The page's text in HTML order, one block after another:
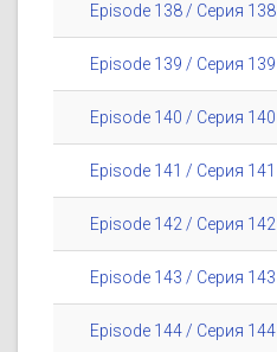
Episode 138 / Серия 138
Episode 139 / Серия 139
Episode 140 / Серия 140
Episode 141 / Серия 141
Episode 142 / Серия 142
Episode 143 / Серия 143
Episode 144 / Серия 144